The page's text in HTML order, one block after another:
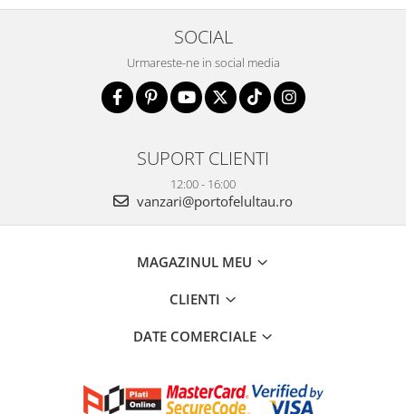
SOCIAL
Urmareste-ne in social media
SUPORT CLIENTI
12:00 - 16:00
vanzari@portofelultau.ro
MAGAZINUL MEU
CLIENTI
DATE COMERCIALE